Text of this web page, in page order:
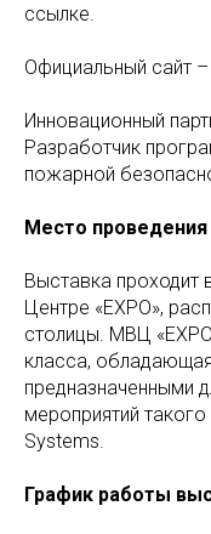
ссылке.
Официальный сайт –
Инновационный
Разработчик
пожарной
Место проведения
Выставка
Центре «EXPO»,
столицы. МВЦ
класса,
предназначенными
мероприятий
Systems.
График работы